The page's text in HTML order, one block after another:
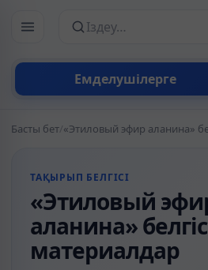
Емделушілерге
Сайттан іздеу
Басты бет/«Этиловый эфир аланина»
ТАҚЫРЫП БЕЛГІСІ
«Этиловый
аланина»
материалдар